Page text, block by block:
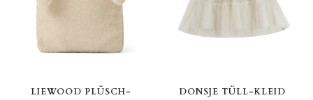
LIEWOOD PLÜSCH-
DONSJE TÜLL-KLEID